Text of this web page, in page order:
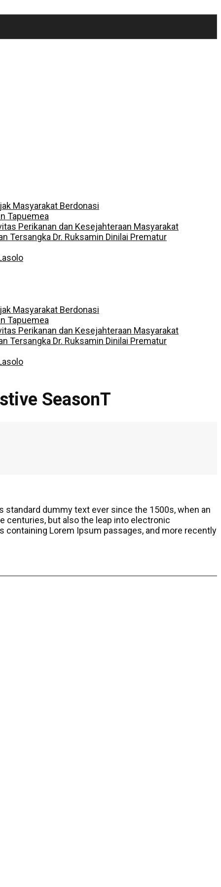
Masyarakat Berdonasi
Tapuemea
Perikanan dan Kesejahteraan Masyarakat
Tersangka Dr. Ruksamin Dinilai Prematur
Masyarakat Berdonasi
Tapuemea
Perikanan dan Kesejahteraan Masyarakat
Tersangka Dr. Ruksamin Dinilai Prematur
SeasonT
dummy text ever since the 1500s, when an
centuries, but also the leap into electronic
Lorem Ipsum passages, and more recently